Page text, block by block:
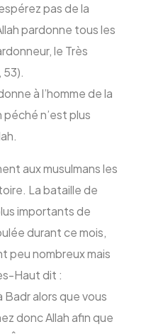
pas de la
pardonne tous les
le Très
53).
à l’homme de la
n’est plus
aux musulmans les
La bataille de
importants de
durant ce mois,
peu nombreux mais
Haut dit :
Badr alors que vous
donc Allah afin que